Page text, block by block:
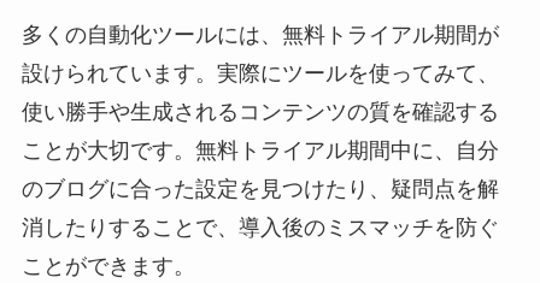
多くの自動化ツールには、無料トライアル期間が
設けられています。実際にツールを使ってみて、
使い勝手や生成されるコンテンツの質を確認する
ことが大切です。無料トライアル期間中に、自分
のブログに合った設定を見つけたり、疑問点を解
消したりすることで、導入後のミスマッチを防ぐ
ことができます。